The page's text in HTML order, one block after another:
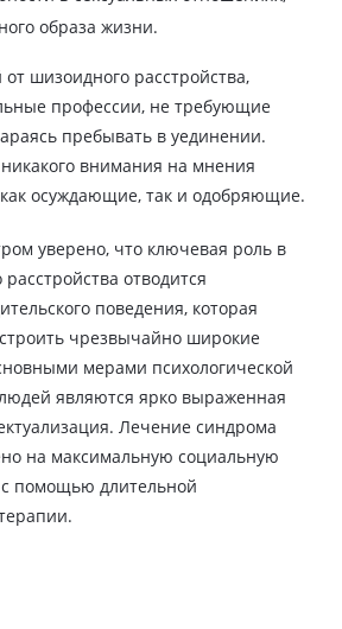
образа жизни.
шизоидного расстройства,
профессии, не требующие
пребывать в уединении.
внимания на мнения
осуждающие, так и одобряющие.
уверено, что ключевая роль в
отводится
поведения, которая
чрезвычайно широкие
мерами психологической
являются ярко выраженная
Лечение синдрома
на максимальную социальную
помощью длительной